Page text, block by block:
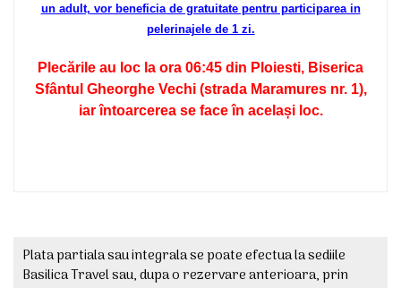
un adult, vor beneficia de gratuitate pentru participarea in
pelerinajele de 1 zi.
Plecările au loc la ora 06:45 din Ploiesti, Biserica
Sfântul Gheorghe Vechi (strada Maramures nr. 1),
iar întoarcerea se face în același loc.
Plata partiala sau integrala se poate efectua la sediile
Basilica Travel sau, dupa o rezervare anterioara, prin